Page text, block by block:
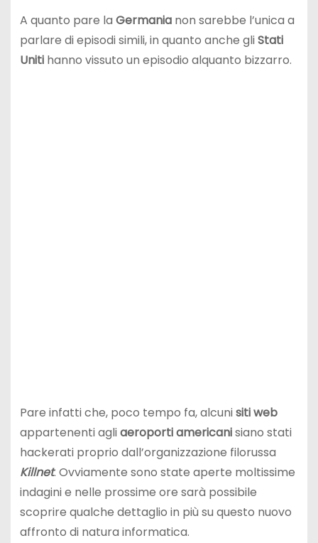
A quanto pare la Germanianon sarebbe l’unica a
parlare di episodi simili, in quanto anche gliStati
Unitihanno vissuto un episodio alquanto bizzarro.
Pare infatti che, poco tempo fa, alcunisiti web
appartenenti agliaeroporti americanisiano stati
hackerati proprio dall’organizzazione filorussa
Killnet. Ovviamente sono state aperte moltissime
indagini e nelle prossime ore sarà possibile
scoprire qualche dettaglio in più su questo nuovo
affronto di natura informatica.